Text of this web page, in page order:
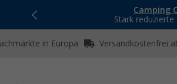
Camping
Stark reduzierte
in Europa Versandkostenfrei